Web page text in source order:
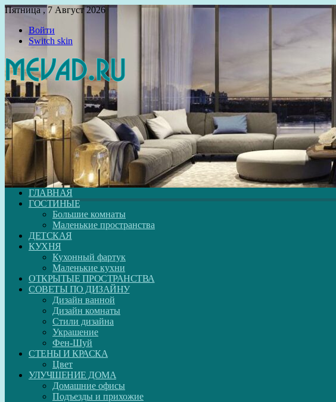
Пятница , 7 Август 2026
Войти
Switch skin
ГЛАВНАЯ
ГОСТИНЫЕ
Большие комнаты
Маленькие пространства
ДЕТСКАЯ
КУХНЯ
Кухонный фартук
Маленькие кухни
ОТКРЫТЫЕ ПРОСТРАНСТВА
СОВЕТЫ ПО ДИЗАЙНУ
Дизайн ванной
Дизайн комнаты
Стили дизайна
Украшение
Фен-Шуй
СТЕНЫ И КРАСКА
Цвет
УЛУЧШЕНИЕ ДОМА
Домашние офисы
Подъезды и прихожие